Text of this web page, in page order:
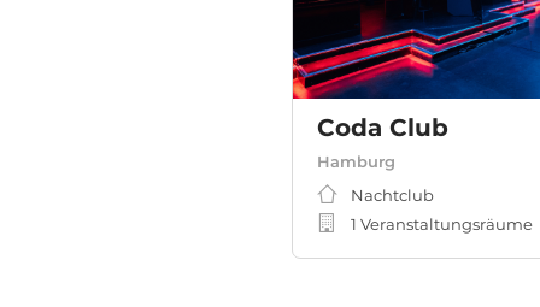
Coda Club
Hamburg
Nachtclub
1 Veranstaltungsräume